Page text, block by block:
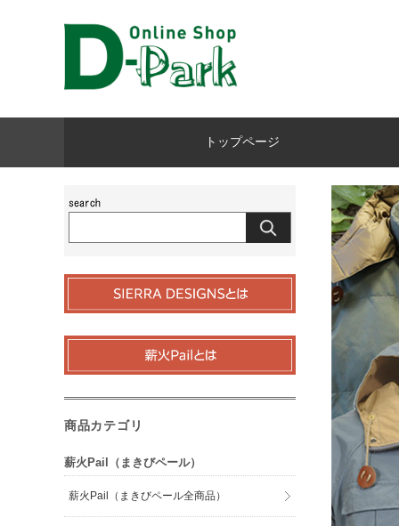
トップページ
商品カテゴリ
薪火Pail（まきびペール）
薪火Pail（まきびペール全商品）